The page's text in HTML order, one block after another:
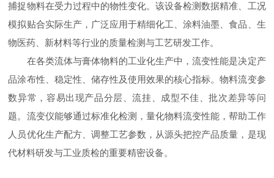
捕捉物料在受力过程中的物性变化。该设备检测数据精准、工况
模拟贴合实际生产，广泛应用于精细化工、涂料油墨、食品、生
物医药、新材料等行业的质量检测与工艺研发工作。
在各类流体与膏体物料的工业化生产中，流变性能是决定产
品涂布性、稳定性、储存性及使用效果的核心指标。物料流变参
数异常，容易出现产品分层、流挂、成型不佳、批次差异等问
题。流变仪能够通过标准化检测，量化物料流变性能，帮助工作
人员优化生产配方、调整工艺参数，从源头把控产品质量，是现
代材料研发与工业质检的重要精密设备。